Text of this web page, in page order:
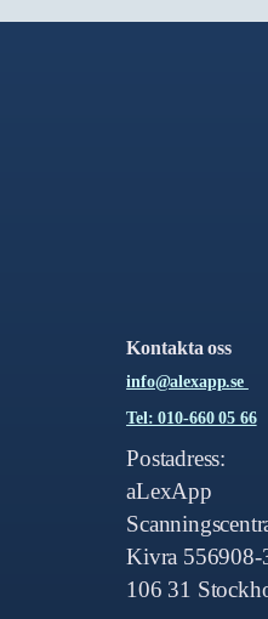
Kontakta oss
info@alexapp.se
Tel: 010-660 05 66
Postadress:
aLexApp
Kivra 556908-
106 31